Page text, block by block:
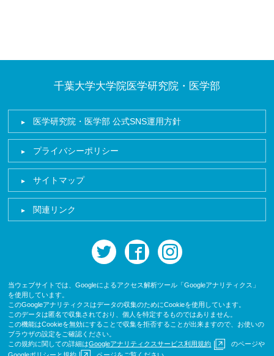
千葉大学大学院医学研究院・医学部
医学研究院・医学部 公式SNS運用方針
プライバシーポリシー
サイトマップ
関連リンク
twitter facebook
当ウェブサイトでは、Googleによるアクセス解析ツール「Googleアナリティクス」
を使用しています。
このGoogleアナリティクスはデータの収集のためにCookieを使用しています。
このデータは匿名で収集されており、個人を特定するものではありません。
この機能はCookieを無効にすることで収集を拒否することが出来ますので、お使いの
ブラウザの設定をご確認ください。
この規約に関しての詳細はGoogleアナリティクスサービス利用規約
のページや